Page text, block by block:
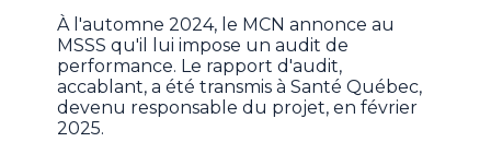
À l'automne 2024, le MCN annonce au
MSSS qu'il lui impose un audit de
performance. Le rapport d'audit,
accablant, a été transmis à Santé Québec,
devenu responsable du projet, en février
2025.